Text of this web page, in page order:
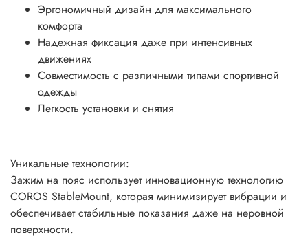
Эргономичный дизайн для максимального
комфорта
Надежная фиксация даже при интенсивных
движениях
Совместимость с различными типами спортивной
одежды
Легкость установки и снятия
Уникальные технологии:
Зажим на пояс использует инновационную технологию
COROS StableMount, которая минимизирует вибрации и
обеспечивает стабильные показания даже на неровной
поверхности.